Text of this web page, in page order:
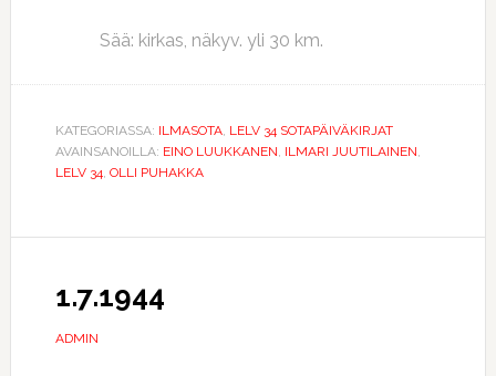
Sää: kirkas, näkyv. yli 30 km.
KATEGORIASSA: ILMASOTA, LELV 34 SOTAPÄIVÄKIRJAT
AVAINSANOILLA: EINO LUUKKANEN, ILMARI JUUTILAINEN,
LELV 34, OLLI PUHAKKA
1.7.1944
ADMIN